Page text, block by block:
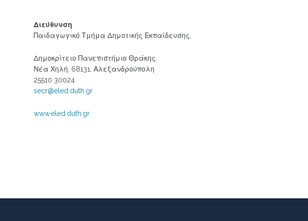
Διεύθυνση
Παιδαγωγικό Τμήμα Δημοτικής Εκπαίδευσης,
Δημοκρίτειο Πανεπιστήμιο Θράκης,
Νέα Χηλή, 68131, Αλεξανδρούπολη
25510 30024
secr@eled.duth.gr
www.eled.duth.gr